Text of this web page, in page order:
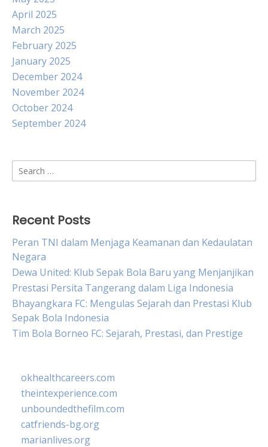
April 2025
March 2025
February 2025
January 2025
December 2024
November 2024
October 2024
September 2024
Search
for:
Recent Posts
Peran TNI dalam Menjaga Keamanan dan Kedaulatan
Negara
Dewa United: Klub Sepak Bola Baru yang Menjanjikan
Prestasi Persita Tangerang dalam Liga Indonesia
Bhayangkara FC: Mengulas Sejarah dan Prestasi Klub
Sepak Bola Indonesia
Tim Bola Borneo FC: Sejarah, Prestasi, dan Prestige
okhealthcareers.com
theintexperience.com
unboundedthefilm.com
catfriends-bg.org
marianlives.org